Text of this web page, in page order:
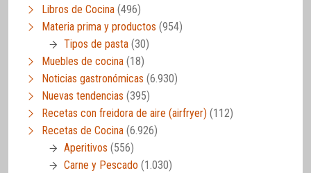
Libros de Cocina (496)
Materia prima y productos (954)
Tipos de pasta (30)
Muebles de cocina (18)
Noticias gastronómicas (6.930)
Nuevas tendencias (395)
Recetas con freidora de aire (airfryer) (112)
Recetas de Cocina (6.926)
Aperitivos (556)
Carne y Pescado (1.030)